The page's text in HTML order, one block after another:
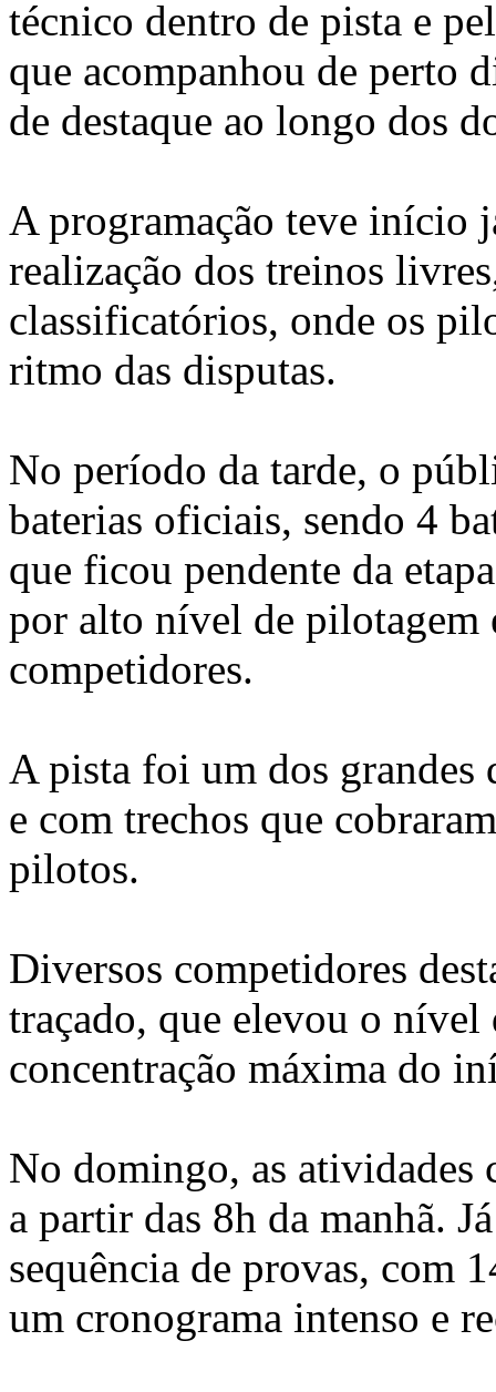
técnico dentro de pista e
que acompanhou de perto
de destaque ao longo dos
A programação teve início
realização dos treinos
classificatórios, onde os
ritmo das disputas.
No período da tarde, o
baterias oficiais, sendo 4
que ficou pendente da
por alto nível de pilotagem
competidores.
A pista foi um dos grandes
e com trechos que
pilotos.
Diversos competidores
traçado, que elevou o
concentração máxima do
No domingo, as atividades
a partir das 8h da manhã.
sequência de provas, com
um cronograma intenso e